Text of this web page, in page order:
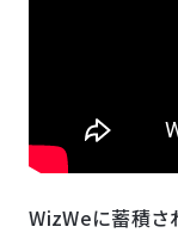
WizWeに蓄積さ